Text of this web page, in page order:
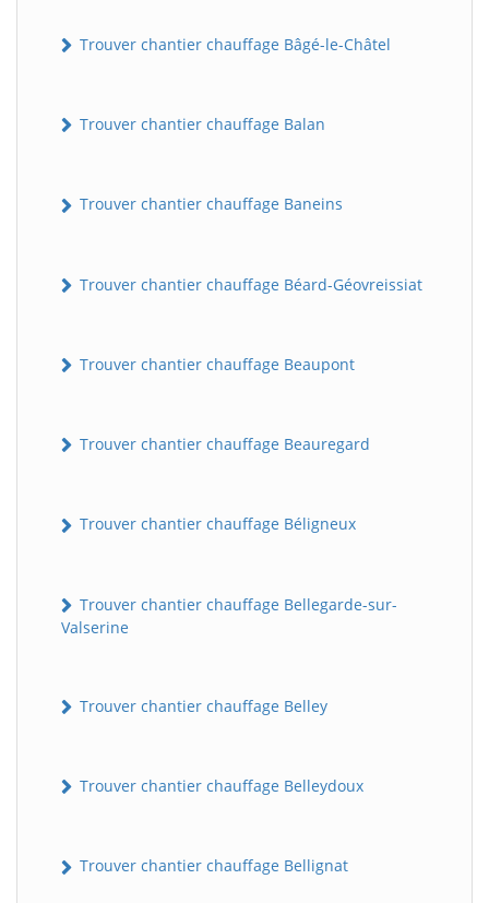
Trouver chantier chauffage Bâgé-le-Châtel
Trouver chantier chauffage Balan
Trouver chantier chauffage Baneins
Trouver chantier chauffage Béard-Géovreissiat
Trouver chantier chauffage Beaupont
Trouver chantier chauffage Beauregard
Trouver chantier chauffage Béligneux
Trouver chantier chauffage Bellegarde-sur-
Valserine
Trouver chantier chauffage Belley
Trouver chantier chauffage Belleydoux
Trouver chantier chauffage Bellignat